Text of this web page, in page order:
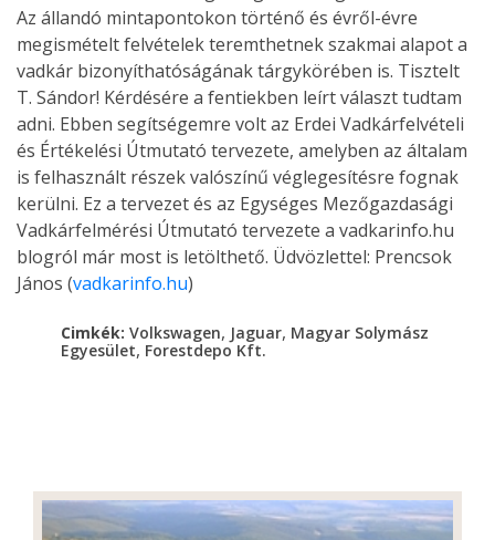
Az állandó mintapontokon történő és évről-évre
megismételt felvételek teremthetnek szakmai alapot a
vadkár bizonyíthatóságának tárgykörében is. Tisztelt
T. Sándor! Kérdésére a fentiekben leírt választ tudtam
adni. Ebben segítségemre volt az Erdei Vadkárfelvételi
és Értékelési Útmutató tervezete, amelyben az általam
is felhasznált részek valószínű véglegesítésre fognak
kerülni. Ez a tervezet és az Egységes Mezőgazdasági
Vadkárfelmérési Útmutató tervezete a vadkarinfo.hu
blogról már most is letölthető. Üdvözlettel: Prencsok
János (vadkarinfo.hu)
Cimkék: Volkswagen, Jaguar, Magyar Solymász
Egyesület, Forestdepo Kft.